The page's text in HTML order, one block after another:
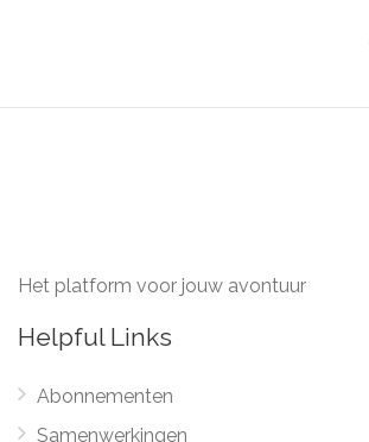
Het platform voor jouw avontuur
Helpful Links
Abonnementen
Samenwerkingen